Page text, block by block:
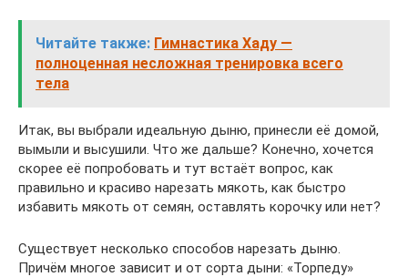
Читайте также: Гимнастика Хаду —
полноценная несложная тренировка всего
тела
Итак, вы выбрали идеальную дыню, принесли её домой,
вымыли и высушили. Что же дальше? Конечно, хочется
скорее её попробовать и тут встаёт вопрос, как
правильно и красиво нарезать мякоть, как быстро
избавить мякоть от семян, оставлять корочку или нет?
Существует несколько способов нарезать дыню.
Причём многое зависит и от сорта дыни: «Торпеду»